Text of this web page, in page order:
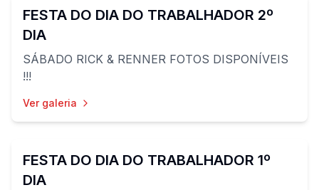
FESTA DO DIA DO TRABALHADOR 2º
DIA
SÁBADO RICK & RENNER FOTOS DISPONÍVEIS
!!!
Ver galeria
FESTA DO DIA DO TRABALHADOR 1º
DIA